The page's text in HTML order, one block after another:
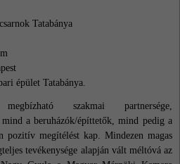
Tatabánya
épület Tatabánya.
szakmai partnersége,
mind a beruházók/építtetők, mind pedig a
pozitív megítélést kap. Mindezen magas
tevékenysége alapján vált méltóvá az